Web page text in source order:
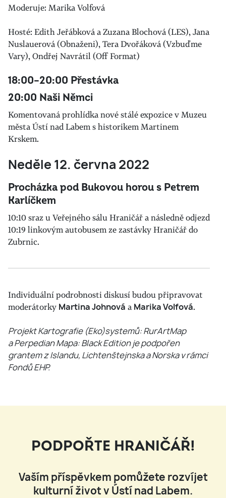
Moderuje: Marika Volfová
Hosté: Edith Jeřábková a Zuzana Blochová (LES), Jana
Nuslauerová (Obnaženi), Tera Dvořáková (Vzbuďme
Vary), Ondřej Navrátil (Off Format)
18:00–20:00 Přestávka
20:00 Naši Němci
Komentovaná prohlídka nové stálé expozice v Muzeu
města Ústí nad Labem s historikem Martinem
Krskem.
Neděle 12. června 2022
Procházka pod Bukovou horou s Petrem
Karlíčkem
10:10 sraz u Veřejného sálu Hraničář a následně odjezd
10:19 linkovým autobusem ze zastávky Hraničář do
Zubrnic.
Individuální podrobnosti diskusí budou připravovat
moderátorky Martina Johnová a Marika Volfová.
Projekt Kartografie (Eko)systemů: RurArtMap
a Perpedian Mapa: Black Edition je podpořen
grantem z Islandu, Lichtenštejnska a Norska v rámci
Fondů EHP.
PODPOŘTE HRANIČÁŘ!
Vaším příspěvkem pomůžete rozvíjet
kulturní život v Ústí nad Labem.